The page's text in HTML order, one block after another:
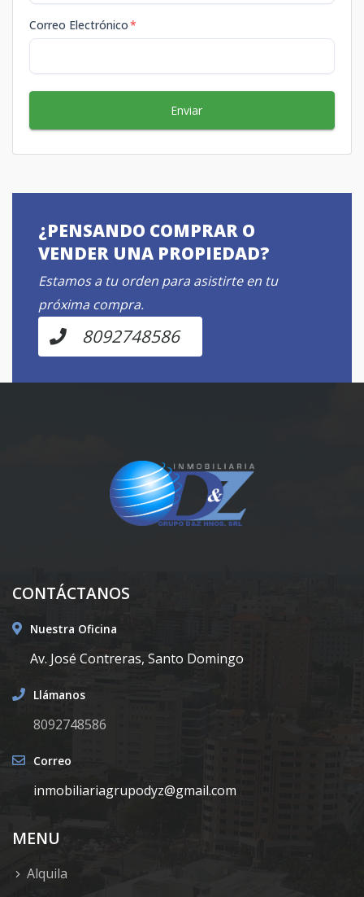
Correo Electrónico*
Enviar
¿PENSANDO COMPRAR O
VENDER UNA PROPIEDAD?
Estamos a tu orden para asistirte en tu
próxima compra.
8092748586
CONTÁCTANOS
Nuestra Oficina
Av. José Contreras, Santo Domingo
Llámanos
8092748586
Correo
inmobiliariagrupodyz@gmail.com
MENU
Alquila